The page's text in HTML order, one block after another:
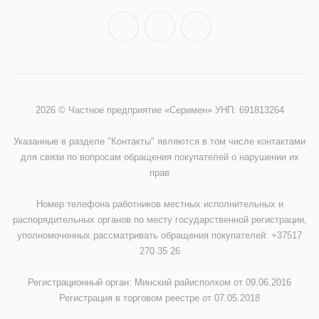
2026 © Частное предприятие «Серимен» УНП: 691813264
Указанные в разделе "Контакты" являются в том числе контактами
для связи по вопросам обращения покупателей о нарушении их
прав
Номер телефона работников местных исполнительных и
распорядительных органов по месту государственной регистрации,
уполномоченных рассматривать обращения покупателей: +37517
270 35 26
Регистрационный орган: Минский райисполком от 09.06.2016
Регистрация в торговом реестре от 07.05.2018